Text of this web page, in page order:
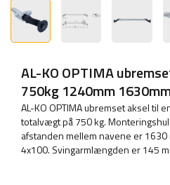
AL-KO OPTIMA
750kg 1240mm
AL-KO OPTIMA ubremset aksel til
totalvægt på 750 kg.
afstanden mellem navene er
4x100. Svingarmlængden er 145